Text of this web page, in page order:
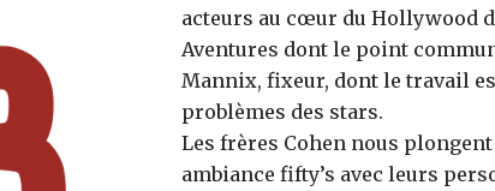
acteurs au cœur du Hollywood
Aventures dont le point
Mannix, fixeur, dont le travail
problèmes des stars.
Les frères Cohen nous
ambiance fifty’s avec leurs